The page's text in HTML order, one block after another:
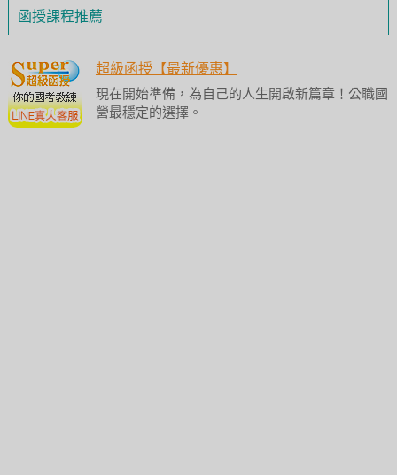
函授課程推薦
超級函授【最新優惠】
現在開始準備，為自己的人生開啟新篇章！公職國
營最穩定的選擇。